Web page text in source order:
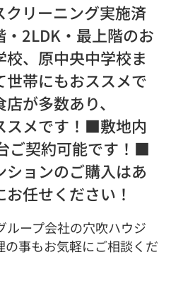
リーニング実施済
2LDK・最上階のお
、原中央中学校ま
帯にもおススメで
が多数あり、
スメです！■敷地内
ご契約可能です！■
ョンのご購入はあ
任せください！
ループ会社の穴吹ハウジ
の事もお気軽にご相談くだ